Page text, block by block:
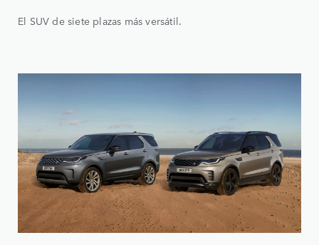
El SUV de siete plazas más versátil.